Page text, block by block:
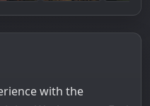
with the